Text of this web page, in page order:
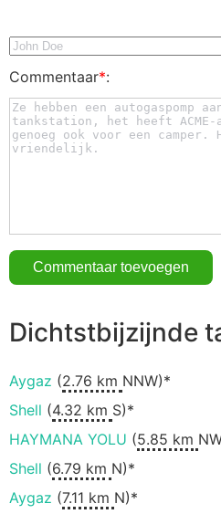
Commentaar*:
Dichtstbijzijnde
Aygaz (2.76 km NNW)*
Shell (4.32 km S)*
HAYMANA YOLU (5.85 km
Shell (6.79 km N)*
Aygaz (7.11 km N)*